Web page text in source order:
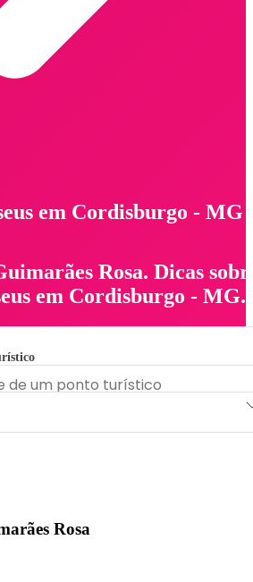
em Cordisburgo - MG
Rosa. Dicas
em Cordisburgo - MG.
Rosa